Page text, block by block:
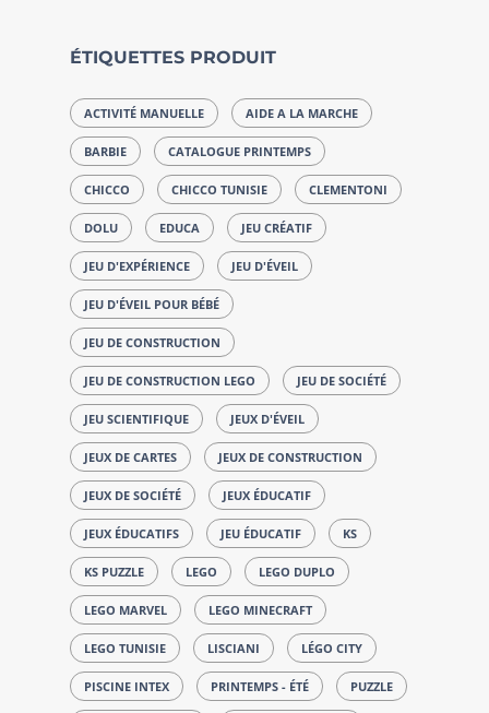
ÉTIQUETTES PRODUIT
ACTIVITÉ MANUELLE AIDE A LA MARCHE
BARBIE CATALOGUE PRINTEMPS
CHICCO CHICCO TUNISIE CLEMENTONI
DOLU EDUCA JEU CRÉATIF
JEU D'EXPÉRIENCE JEU D'ÉVEIL
JEU D'ÉVEIL POUR BÉBÉ
JEU DE CONSTRUCTION
JEU DE CONSTRUCTION LEGO JEU DE SOCIÉTÉ
JEU SCIENTIFIQUE JEUX D'ÉVEIL
JEUX DE CARTES JEUX DE CONSTRUCTION
JEUX DE SOCIÉTÉ JEUX ÉDUCATIF
JEUX ÉDUCATIFS JEU ÉDUCATIF KS
KS PUZZLE LEGO LEGO DUPLO
LEGO MARVEL LEGO MINECRAFT
LEGO TUNISIE LISCIANI LÉGO CITY
PISCINE INTEX PRINTEMPS - ÉTÉ PUZZLE